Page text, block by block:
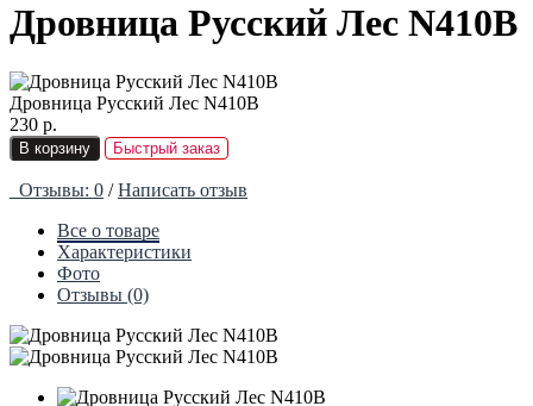
Дровница Русский Лес N410B
Дровница Русский Лес N410B
230 р.
В корзину Быстрый заказ
Отзывы: 0 / Написать отзыв
Все о товаре
Характеристики
Фото
Отзывы (0)